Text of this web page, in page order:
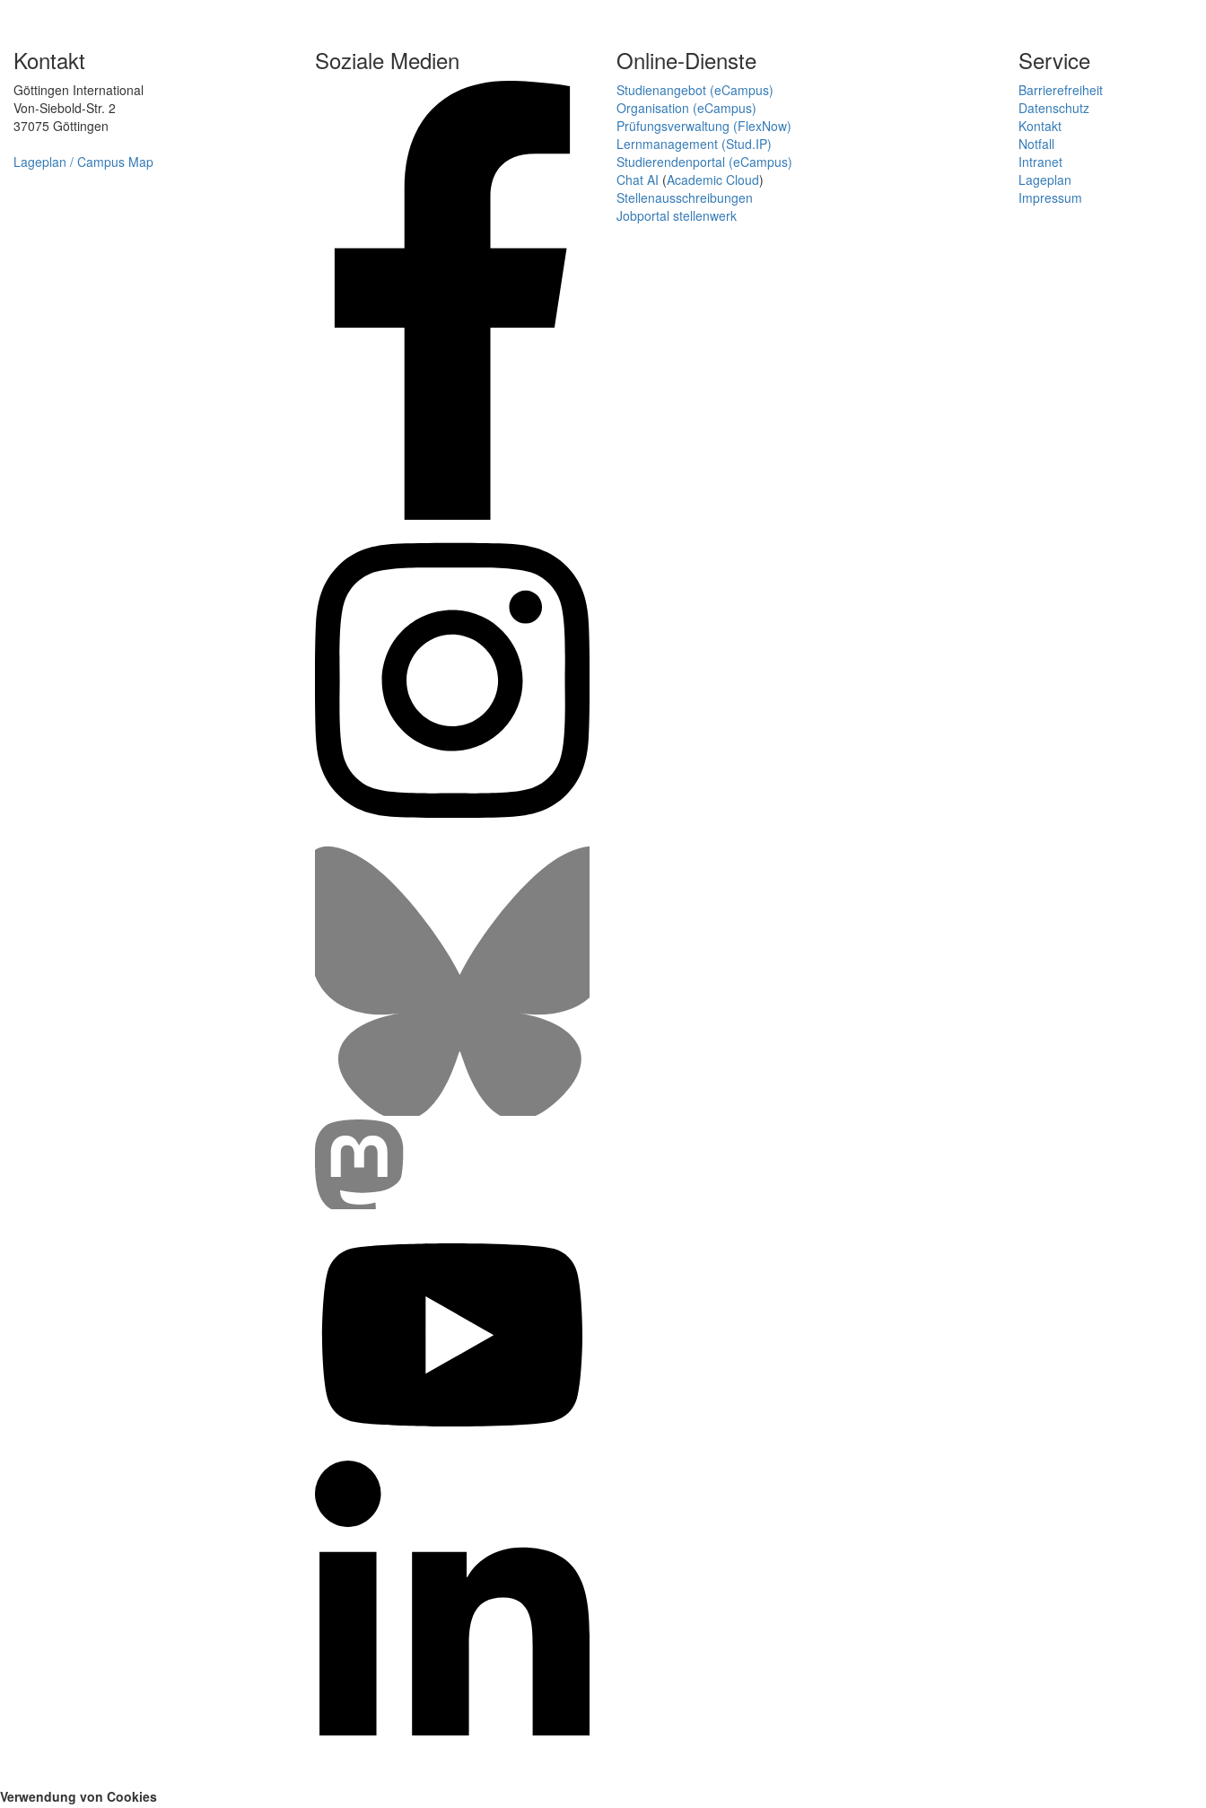
Kontakt
Göttingen International
Von-Siebold-Str. 2
37075 Göttingen
Lageplan / Campus Map
Soziale Medien Online-Dienste
Studienangebot (eCampus)
Organisation (eCampus)
Prüfungsverwaltung (FlexNow)
Lernmanagement (Stud.IP)
Studierendenportal (eCampus)
Chat AI (Academic Cloud)
Stellenausschreibungen
Jobportal stellenwerk
Service
Barrierefreiheit
Datenschutz
Kontakt
Notfall
Intranet
Lageplan
Impressum
Verwendung von Cookies